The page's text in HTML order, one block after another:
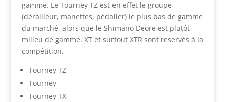
gamme. Le Tourney TZ est en effet le groupe
(dérailleur, manettes, pédalier) le plus bas de gamme
du marché, alors que le Shimano Deore est plutôt
milieu de gamme. XT et surtout XTR sont reservés à la
compétition.
Tourney TZ
Tourney
Tourney TX